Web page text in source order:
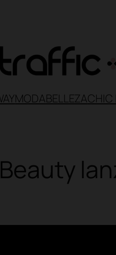
MODABELLEZACHIC